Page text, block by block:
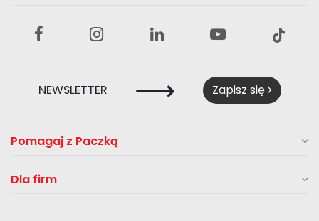
NEWSLETTER ⟶ Zapisz się
Pomagaj z Paczką
Dla firm